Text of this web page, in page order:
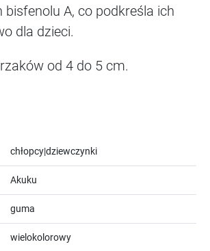
A, co podkreśla ich
dla dzieci.
od 4 do 5 cm.
chłopcy|dziewczynki
Akuku
guma
wielokolorowy